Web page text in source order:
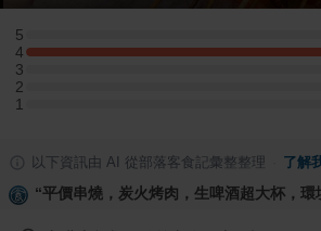
5
5 星：0 則評論
4
4 星：3 則評論
3
3 星：0 則評論
2
2 星：0 則評論
1
1 星：0 則評論
以下資訊由 AI 從部落客食記彙整整理 了解
“平價串燒，炭火烤肉，生啤酒超大杯，環